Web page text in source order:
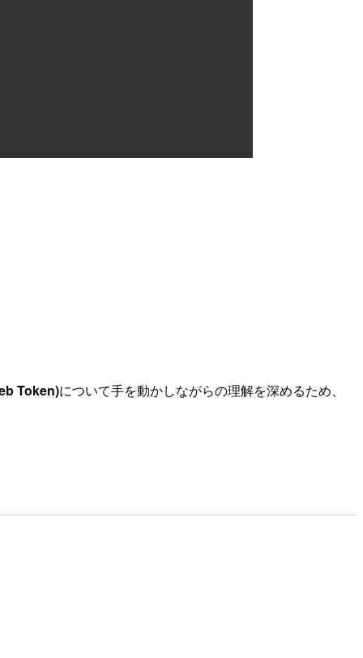
Token)について手を動かしながらの理解を深めるため、